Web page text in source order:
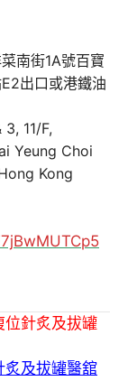
南街1A號百寶
出口或港鐵油
11/F,
Yeung Choi
Kong
位針炙及拔罐
炙及拔罐醫舘